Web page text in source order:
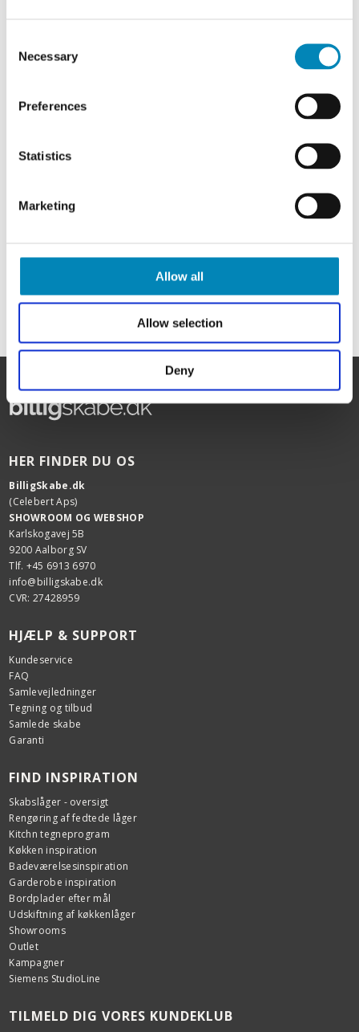
Selection
Necessary
Preferences
Statistics
Marketing
Allow all
Allow selection
Deny
vaskebordplade
HER FINDER DU OS
BilligSkabe.dk
(Celebert Aps)
SHOWROOM OG WEBSHOP
Karlskogavej 5B
9200 Aalborg SV
Tlf. +45 6913 6970
info@billigskabe.dk
CVR: 27428959
HJÆLP & SUPPORT
Kundeservice
FAQ
Samlevejledninger
Tegning og tilbud
Samlede skabe
Garanti
FIND INSPIRATION
Skabslåger - oversigt
Rengøring af fedtede låger
Kitchn tegneprogram
Køkken inspiration
Badeværelsesinspiration
Garderobe inspiration
Bordplader efter mål
Udskiftning af køkkenlåger
Showrooms
Outlet
Kampagner
Siemens StudioLine
TILMELD DIG VORES KUNDEKLUB